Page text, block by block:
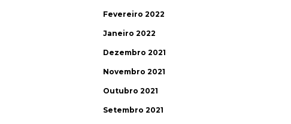
Fevereiro 2022
Janeiro 2022
Dezembro 2021
Novembro 2021
Outubro 2021
Setembro 2021